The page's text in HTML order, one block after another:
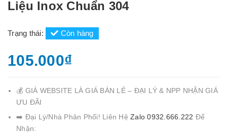
Liệu Inox Chuẩn 304
Trạng thái: Còn hàng
105.000₫
💰 GIÁ WEBSITE LÀ GIÁ BÁN LẺ – ĐẠI LÝ & NPP NHẬN GIÁ
ƯU ĐÃI
➡️ Đại Lý/Nhà Phân Phối! Liên Hệ Zalo 0932.666.222 Để
Nhận: